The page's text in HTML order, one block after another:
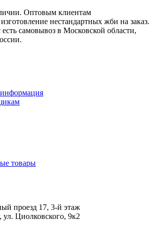
Оптовым клиентам
нестандартных жби на заказ.
самовывоз в Московской области,
товары
проезд 17, 3-й этаж
ул. Циолковского, 9к2